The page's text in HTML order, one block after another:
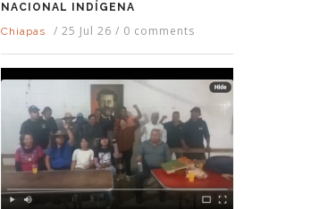
NACIONAL INDÍGENA
Chiapas
/ 25 Jul 26 / 0 comments